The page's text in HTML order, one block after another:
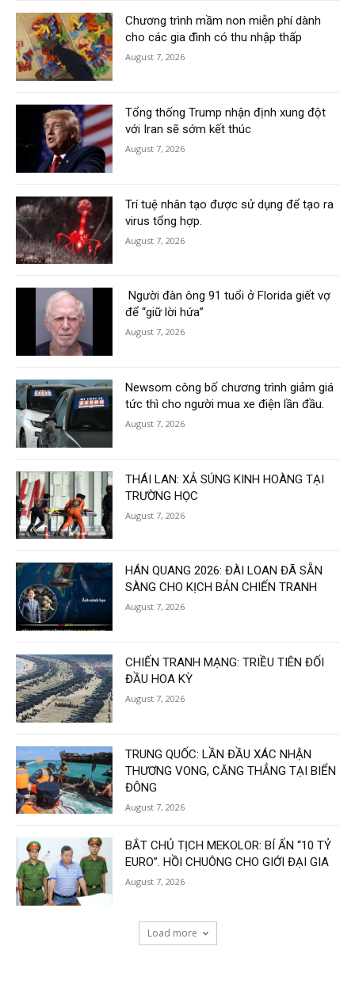
Chương trình mầm non miễn phí dành
cho các gia đình có thu nhập thấp
August 7, 2026
Tổng thống Trump nhận định xung đột
với Iran sẽ sớm kết thúc
August 7, 2026
Trí tuệ nhân tạo được sử dụng để tạo ra
virus tổng hợp.
August 7, 2026
Người đàn ông 91 tuổi ở Florida giết vợ
để “giữ lời hứa”
August 7, 2026
Newsom công bố chương trình giảm giá
tức thì cho người mua xe điện lần đầu.
August 7, 2026
THÁI LAN: XẢ SÚNG KINH HOÀNG TẠI
TRƯỜNG HỌC
August 7, 2026
HÁN QUANG 2026: ĐÀI LOAN ĐÃ SẴN
SÀNG CHO KỊCH BẢN CHIẾN TRANH
August 7, 2026
CHIẾN TRANH MẠNG: TRIỀU TIÊN ĐỐI
ĐẦU HOA KỲ
August 7, 2026
TRUNG QUỐC: LẦN ĐẦU XÁC NHẬN
THƯƠNG VONG, CĂNG THẲNG TẠI BIỂN
ĐÔNG
August 7, 2026
BẮT CHỦ TỊCH MEKOLOR: BÍ ẨN “10 TỶ
EURO”. HỒI CHUÔNG CHO GIỚI ĐẠI GIA
August 7, 2026
Load more